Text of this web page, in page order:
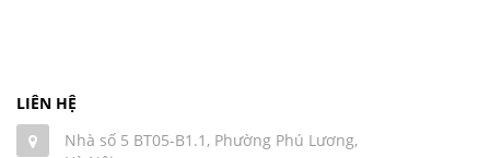
LIÊN HỆ
Nhà số 5 BT05-B1.1, Phường Phú Lương,